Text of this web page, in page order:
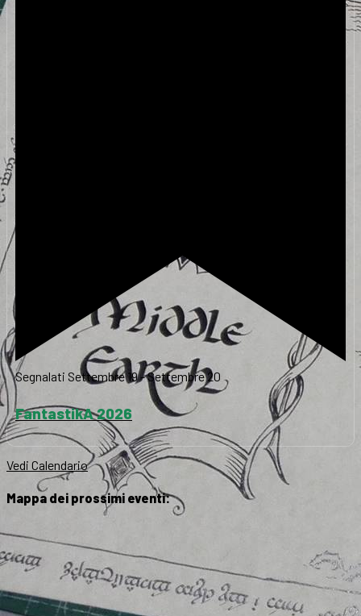
Segnalati Settembre 19-Settembre 20
FantastikA 2026
Vedi Calendario
Mappa dei prossimi eventi: